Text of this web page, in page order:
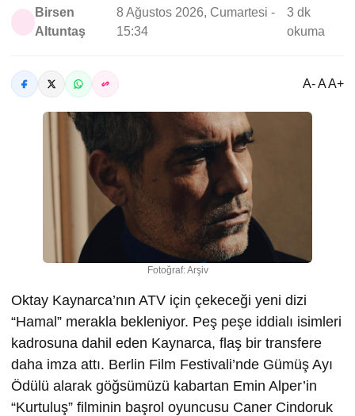
Birsen
Altuntaş
8 Ağustos 2026, Cumartesi -
15:34
3 dk
okuma
A- A A+
Fotoğraf: Arşiv
Oktay Kaynarca’nın ATV için çekeceği yeni dizi
“Hamal” merakla bekleniyor. Peş peşe iddialı isimleri
kadrosuna dahil eden Kaynarca, flaş bir transfere
daha imza attı. Berlin Film Festivali’nde Gümüş Ayı
Ödülü alarak göğsümüzü kabartan Emin Alper’in
“Kurtuluş” filminin başrol oyuncusu Caner Cindoruk